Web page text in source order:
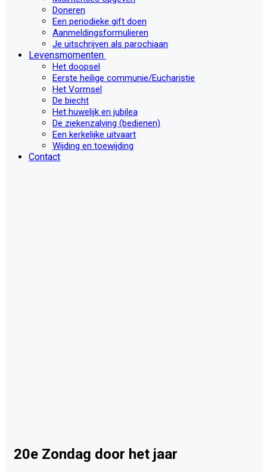
Doneren
Een periodieke gift doen
Aanmeldingsformulieren
Je uitschrijven als parochiaan
Levensmomenten
Het doopsel
Eerste heilige communie/Eucharistie
Het Vormsel
De biecht
Het huwelijk en jubilea
De ziekenzalving (bedienen)
Een kerkelijke uitvaart
Wijding en toewijding
Contact
20e Zondag door het jaar